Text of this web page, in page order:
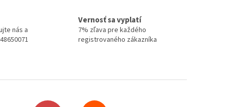
nás a
Vernosť sa vyplatí
7% zľava pre každého
registrovaného zákazníka